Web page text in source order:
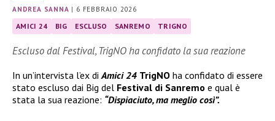
ANDREA SANNA | 6 FEBBRAIO 2026
AMICI 24 BIG ESCLUSO SANREMO TRIGNO
Escluso dal Festival, TrigNO ha confidato la sua reazione
In un’intervista l’ex di Amici 24 TrigNO ha confidato di essere
stato escluso dai Big del Festival di Sanremo e qual è
stata la sua reazione: “Dispiaciuto, ma meglio così”.